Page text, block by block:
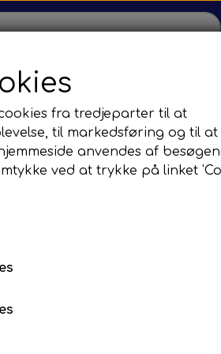
Oprydningsudsalg af
Kontakt
af ZF & Voith
fra tredjeparter til at
til markedsføring og til at
anvendes af
ved at trykke på linket